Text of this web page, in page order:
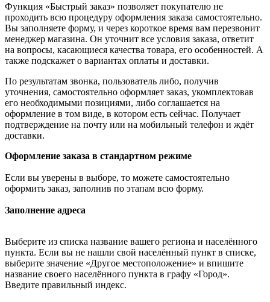
Функция «Быстрый заказ» позволяет покупателю не
проходить всю процедуру оформления заказа самостоятельно.
Вы заполняете форму, и через короткое время вам перезвонит
менеджер магазина. Он уточнит все условия заказа, ответит
на вопросы, касающиеся качества товара, его особенностей. А
также подскажет о вариантах оплаты и доставки.
По результатам звонка, пользователь либо, получив
уточнения, самостоятельно оформляет заказ, укомплектовав
его необходимыми позициями, либо соглашается на
оформление в том виде, в котором есть сейчас. Получает
подтверждение на почту или на мобильный телефон и ждёт
доставки.
Оформление заказа в стандартном режиме
Если вы уверены в выборе, то можете самостоятельно
оформить заказ, заполнив по этапам всю форму.
Заполнение адреса
Выберите из списка название вашего региона и населённого
пункта. Если вы не нашли свой населённый пункт в списке,
выберите значение «Другое местоположение» и впишите
название своего населённого пункта в графу «Город».
Введите правильный индекс.